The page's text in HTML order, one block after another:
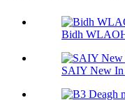
Bidh
SAIY New In